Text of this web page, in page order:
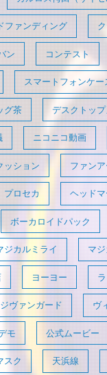
ファンディング
ン コンテスト
スマートフォンケー
グ茶 デスクトップ
ニコニコ動画
ッション ファンア
プロセカ ヘッドマ
ボーカロイドパック
ジカルミライ マ
ヨーヨー
ヴァンガード ヴ
モ 公式ムービー
スク 天浜線